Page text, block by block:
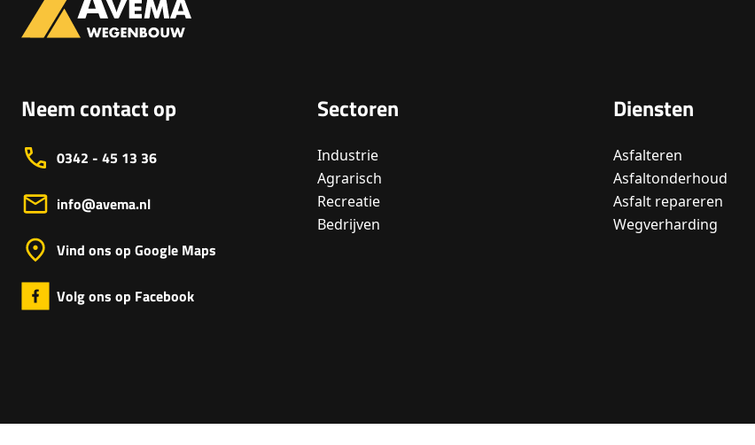
Neem contact op
0342 - 45 13 36
info@avema.nl
Vind ons op Google Maps
Volg ons op Facebook
Sectoren
Industrie
Agrarisch
Recreatie
Bedrijven
Diensten
Asfalteren
Asfaltonderhoud
Asfalt repareren
Wegverharding